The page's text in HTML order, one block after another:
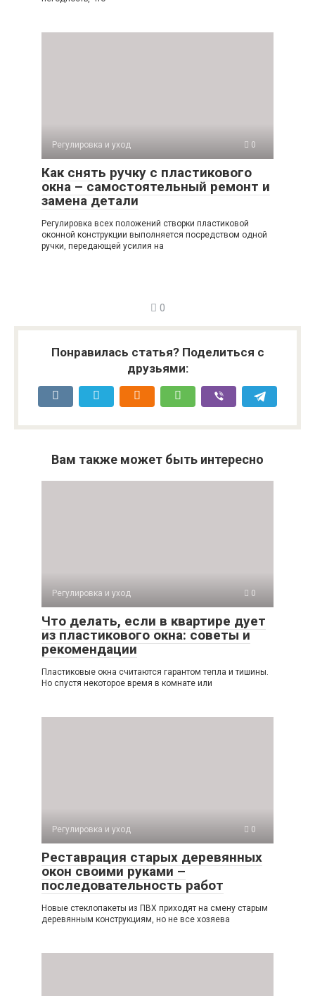
Регулировка и уход 0
Как снять ручку с пластикового
окна – самостоятельный ремонт и
замена детали
Регулировка всех положений створки пластиковой
оконной конструкции выполняется посредством одной
ручки, передающей усилия на
0
Понравилась статья? Поделиться с
друзьями:
Вам также может быть интересно
Регулировка и уход 0
Что делать, если в квартире дует
из пластикового окна: советы и
рекомендации
Пластиковые окна считаются гарантом тепла и тишины.
Но спустя некоторое время в комнате или
Регулировка и уход 0
Реставрация старых деревянных
окон своими руками –
последовательность работ
Новые стеклопакеты из ПВХ приходят на смену старым
деревянным конструкциям, но не все хозяева